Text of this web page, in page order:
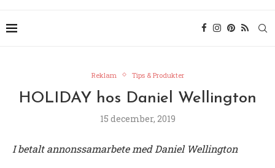
Reklam Tips & Produkter
HOLIDAY hos Daniel Wellington
15 december, 2019
I betalt annonssamarbete med Daniel Wellington